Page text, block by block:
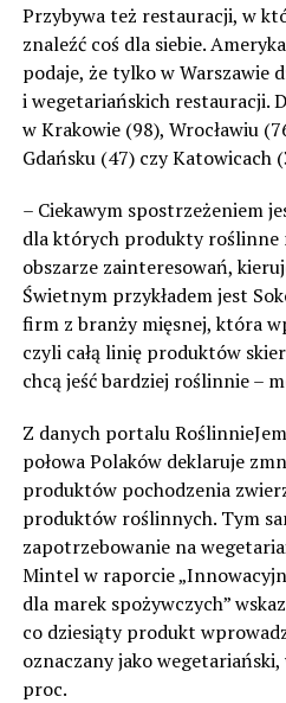
Przybywa też restauracji, w
znaleźć coś dla siebie.
podaje, że tylko w Warszawie
i wegetariańskich restauracji.
w Krakowie (98), Wrocławiu
Gdańsku (47) czy Katowicach
– Ciekawym spostrzeżeniem
dla których produkty roślinne
obszarze zainteresowań,
Świetnym przykładem jest
firm z branży mięsnej, która
czyli całą linię produktów
chcą jeść bardziej roślinnie –
Z danych portalu
połowa Polaków deklaruje
produktów pochodzenia
produktów roślinnych. Tym
zapotrzebowanie na
Mintel w raporcie
dla marek spożywczych”
co dziesiąty produkt
oznaczany jako
proc.